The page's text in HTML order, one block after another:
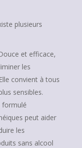
plusieurs
et efficace,
les
convient à tous
sensibles.
formulé
peut aider
les
sans alcool